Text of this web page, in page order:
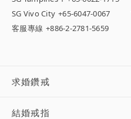
SG Vivo City +65-6047-0067
客服專線 +886-2-2781-5659
求婚鑽戒
結婚戒指